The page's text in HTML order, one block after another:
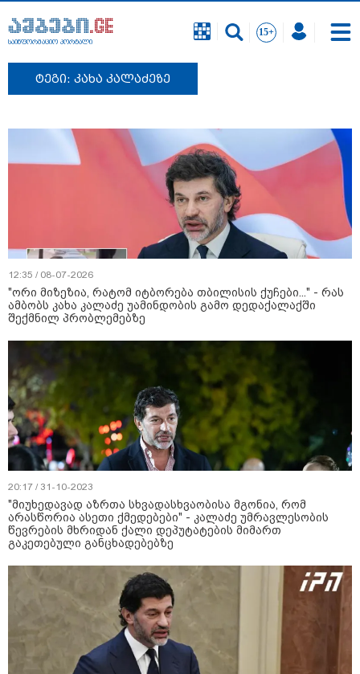
საინფორმაციო პორტალი
ტეგი: კახა კალაძეზე
12:35 / 08-07-2026
"ორი მიზეზია, რატომ იტბორება თბილისის ქუჩები..." - რას
ამბობს კახა კალაძე უამინდობის გამო დედაქალაქში
შექმნილ პრობლემებზე
20:17 / 31-10-2023
"მიუხედავად აზრთა სხვადასხვაობისა მგონია, რომ
არასწორია ასეთი ქმედებები" - კალაძე უმრავლესობის
წევრების მხრიდან ქალი დეპუტატების მიმართ
გაკეთებული განცხადებებზე